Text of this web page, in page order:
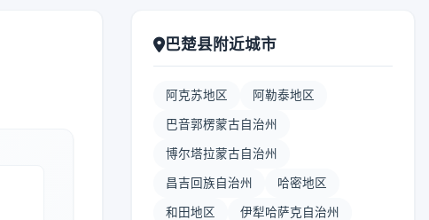
巴楚县附近城市
阿克苏地区 阿勒泰地区
巴音郭楞蒙古自治州
博尔塔拉蒙古自治州
昌吉回族自治州 哈密地区
和田地区 伊犁哈萨克自治州